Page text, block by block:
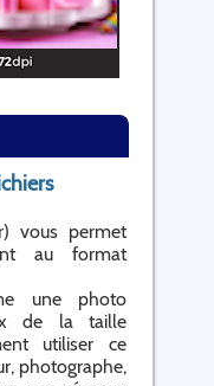
vous permet
au format
une photo
de la taille
utiliser ce
photographe,